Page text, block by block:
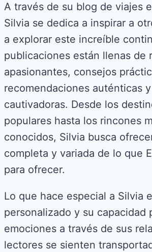
A través de su blog de viajes
Silvia se dedica a inspirar a
a explorar este increíble
publicaciones están llenas de
apasionantes, consejos
recomendaciones auténticas
cautivadoras. Desde los
populares hasta los rincones
conocidos, Silvia busca
completa y variada de lo que
para ofrecer.
Lo que hace especial a Silvia
personalizado y su capacidad
emociones a través de sus
lectores se sienten